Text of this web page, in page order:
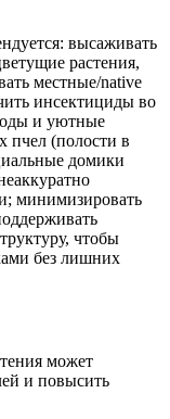
высаживать
растения,
местные/native
инсектициды во
и уютные
пчел (полости в
домики
минимизировать
чтобы
без лишних
может
и повысить